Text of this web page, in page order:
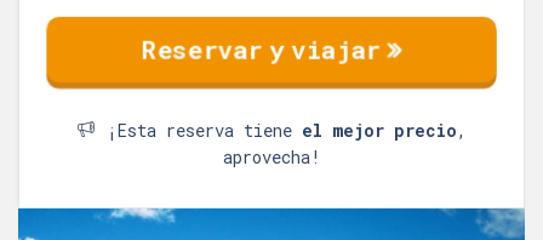
¡Esta reserva tiene el mejor precio,
aprovecha!